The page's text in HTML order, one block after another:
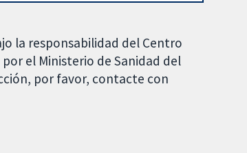
la responsabilidad del Centro
el Ministerio de Sanidad del
por favor, contacte con